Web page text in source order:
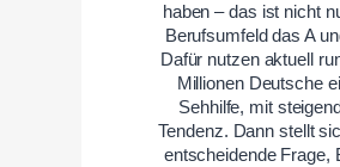
haben – das ist nicht
Berufsumfeld das A
Dafür nutzen aktuell
Millionen Deutsche
Sehhilfe, mit
Tendenz. Dann stellt
entscheidende Frage,